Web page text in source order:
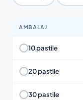
AMBALAJ
10 pastile
20 pastile
30 pastile